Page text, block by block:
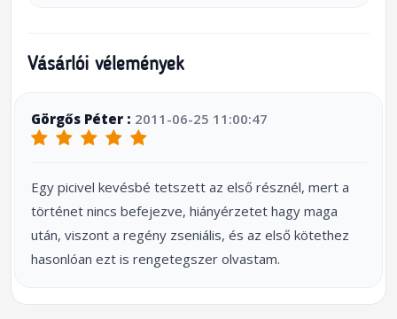
Vásárlói vélemények
Görgős Péter : 2011-06-25 11:00:47
Egy picivel kevésbé tetszett az első résznél, mert a
történet nincs befejezve, hiányérzetet hagy maga
után, viszont a regény zseniális, és az első kötethez
hasonlóan ezt is rengetegszer olvastam.